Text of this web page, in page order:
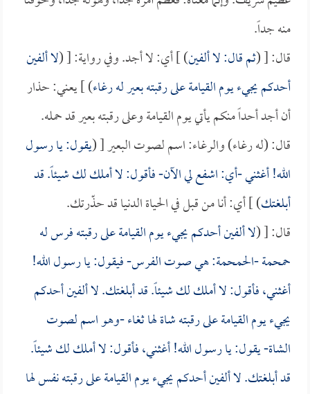
منه جداً.
قال: [ (ثم قال: لا ألفين) ] أي: لا أجد. وفي رواية: [ (لا ألفين
أحدكم يجيء يوم القيامة على رقبته بعير له رغاء) ] يعني: حذار
أن أجد أحداً منكم يأتي يوم القيامة وعلى رقبته بعير قد حمله.
قال: (له رغاء) والرغاء: اسم لصوت البعير [ (يقول: يا رسول
الله! أغثني -أي: اشفع لي الآن- فأقول: لا أملك لك شيئاً. قد
أبلغتك) ] أي: أنا من قبل في الحياة الدنيا قد حذّرتك.
قال: [ (لا ألفين أحدكم يجيء يوم القيامة على رقبته فرس له
حمحمة -الحمحمة: هي صوت الفرس- فيقول: يا رسول الله!
أغثني، فأقول: لا أملك لك شيئاً. قد أبلغتك. لا ألفين أحدكم
يجيء يوم القيامة على رقبته شاة لها ثغاء -وهو اسم لصوت
الشاة- يقول: يا رسول الله! أغثني، فأقول: لا أملك لك شيئاً.
قد أبلغتك. لا ألفين أحدكم يجيء يوم القيامة على رقبته نفس لها